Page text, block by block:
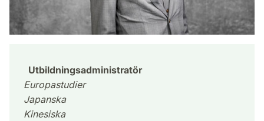
Utbildningsadministratör
Europastudier
Japanska
Kinesiska